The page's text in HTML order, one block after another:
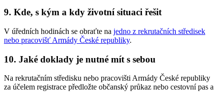
9. Kde, s kým a kdy životní situaci řešit
V úředních hodinách se obraťte na jedno z rekrutačních středisek
nebo pracovišť Armády České republiky.
10. Jaké doklady je nutné mít s sebou
Na rekrutačním středisku nebo pracovišti Armády České republiky
za účelem registrace předložte občanský průkaz nebo cestovní pas a